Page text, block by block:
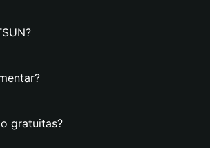
gratuitas?